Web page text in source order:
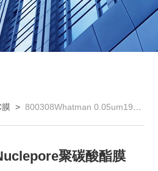
膜 >800308Whatman 0.05um19mmNuclepore聚碳酸酯膜
聚碳酸酯膜